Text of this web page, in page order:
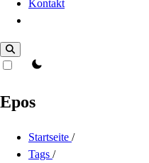
Kontakt
theme switcher
Epos
Startseite /
Tags /